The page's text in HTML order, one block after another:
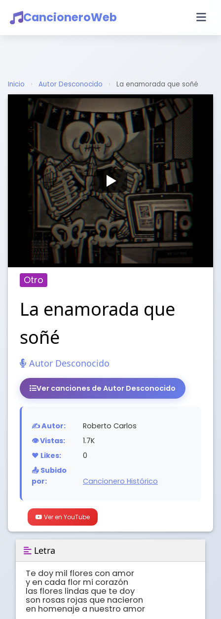
CancioneroWeb
Inicio › Autor Desconocido › La enamorada que soñé
Otro
La enamorada que
soñé
Autor Desconocido
Ver canciones de Autor Desconocido
✍️ Autor:
Roberto Carlos
👁️ Vistas:
1.7K
❤️ Likes:
0
📤 Subido
por:
Cancionero Histórico
Ver en YouTube
Letra
Te doy mil flores con amor
y en cada flor mi corazón
las flores lindas que te doy
son rosas rojas que nacieron
en homenaje a nuestro amor